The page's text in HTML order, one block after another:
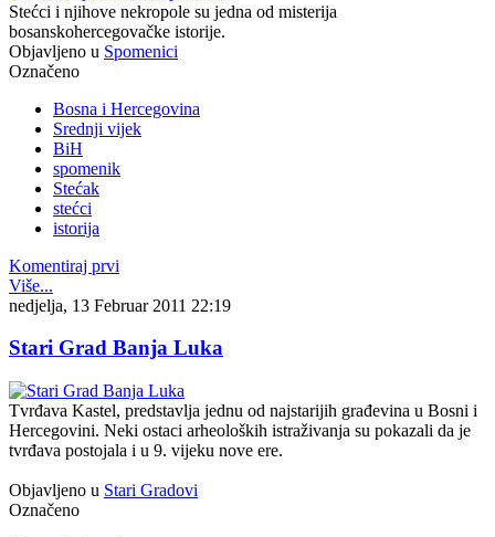
Stećci i njihove nekropole su jedna od misterija
bosanskohercegovačke istorije.
Objavljeno u Spomenici
Označeno
Bosna i Hercegovina
Srednji vijek
BiH
spomenik
Stećak
stećci
istorija
Komentiraj prvi
Više...
nedjelja, 13 Februar 2011 22:19
Stari Grad Banja Luka
Tvrđava Kastel, predstavlja jednu od najstarijih građevina u Bosni i
Hercegovini. Neki ostaci arheoloških istraživanja su pokazali da je
tvrđava postojala i u 9. vijeku nove ere.
Objavljeno u Stari Gradovi
Označeno